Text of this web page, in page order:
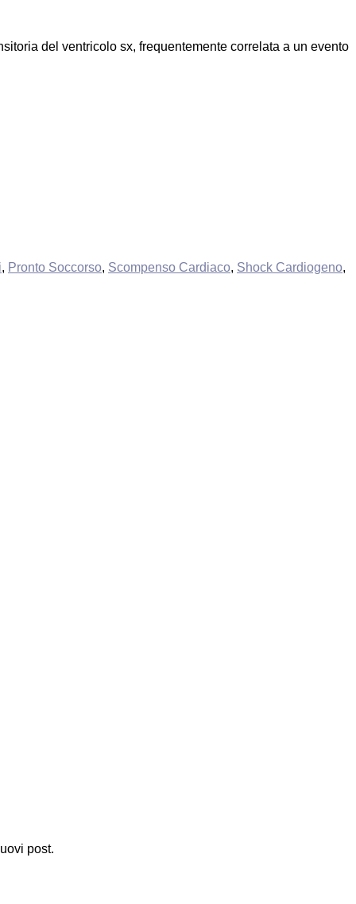
del ventricolo sx, frequentemente correlata a un evento
, Pronto Soccorso, Scompenso Cardiaco, Shock Cardiogeno,
post.